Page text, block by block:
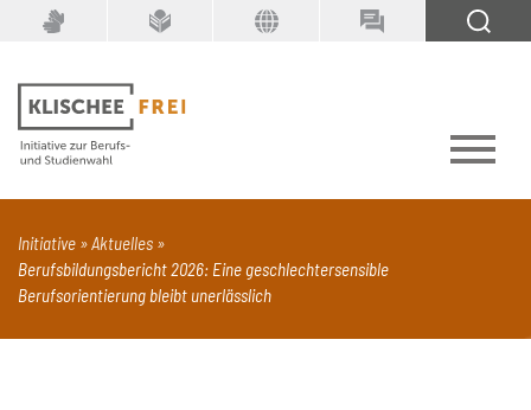
Suchbegriff
PDF Seite mit Video Alle Dokumenttypen
Initiative
Aktuelles
Berufsbildungsbericht 2026: Eine geschlechtersensible
Berufsorientierung bleibt unerlässlich